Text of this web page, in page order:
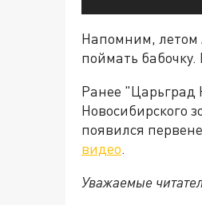
Напомним, летом
поймать бабочку.
Ранее "Царьград
Новосибирского
появился
видео.
Уважаемые